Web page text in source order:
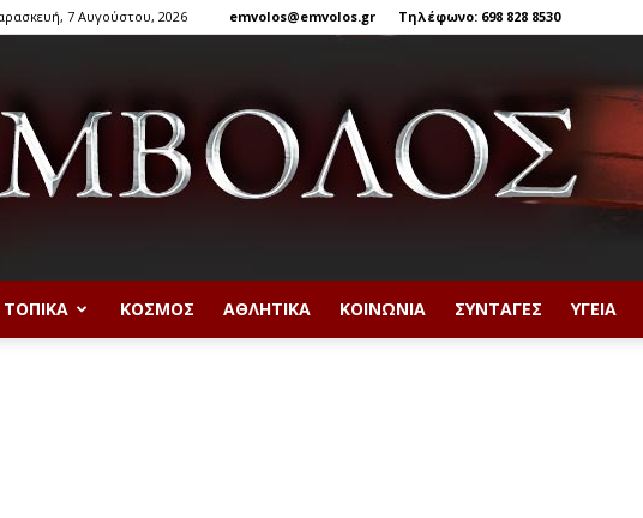
7 Αυγούστου, 2026 emvolos@emvolos.gr Τηλέφωνο: 698 828 8530
ΤΟΠΙΚΆ ΚΌΣΜΟΣ ΑΘΛΗΤΙΚΆ ΚΟΙΝΩΝΊΑ ΣΥΝΤΑΓΈΣ ΥΓΕΊΑ